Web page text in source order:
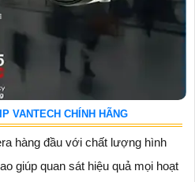
VANTECH CHÍNH HÃNG
hàng đầu với chất lượng hình
giúp quan sát hiệu quả mọi hoạt